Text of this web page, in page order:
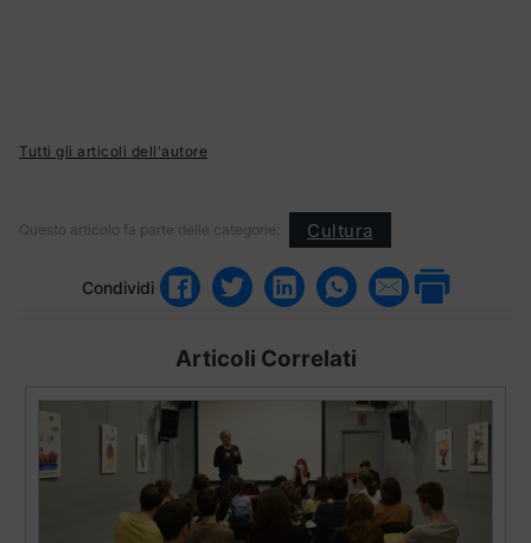
Tutti gli articoli dell'autore
Questo articolo fa parte delle categorie: Cultura
Condividi
Articoli Correlati